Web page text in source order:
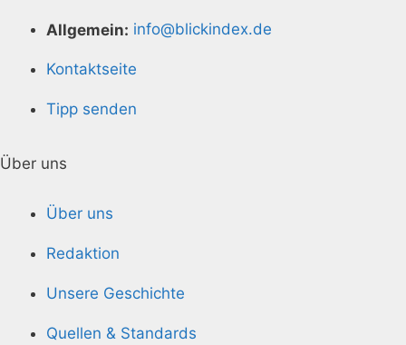
Allgemein: info@blickindex.de
Kontaktseite
Tipp senden
Über uns
Über uns
Redaktion
Unsere Geschichte
Quellen & Standards